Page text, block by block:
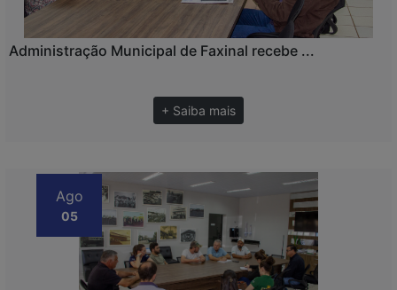
Administração Municipal de Faxinal recebe ...
+ Saiba mais
Ago
05